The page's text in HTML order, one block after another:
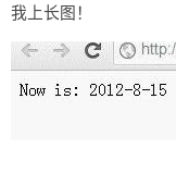
我上长图！